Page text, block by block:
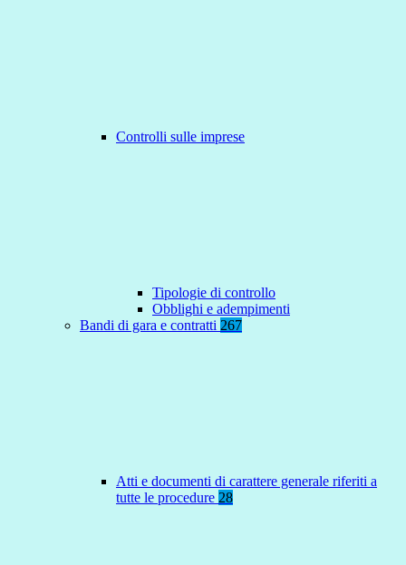
Controlli sulle imprese
Tipologie di controllo
Obblighi e adempimenti
Bandi di gara e contratti 267
Atti e documenti di carattere generale riferiti a
tutte le procedure 28